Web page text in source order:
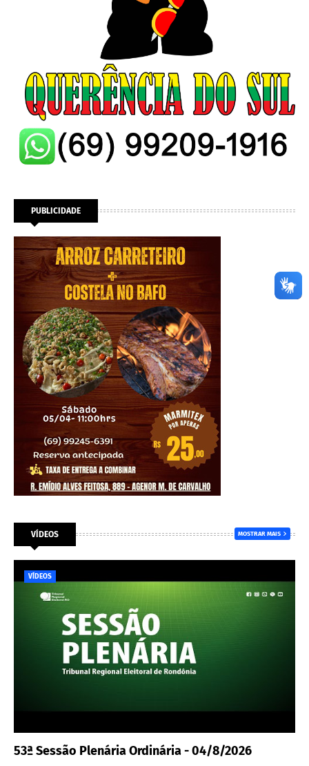
PUBLICIDADE
VÍDEOS MOSTRAR MAIS
VÍDEOS
53ª Sessão Plenária Ordinária - 04/8/2026